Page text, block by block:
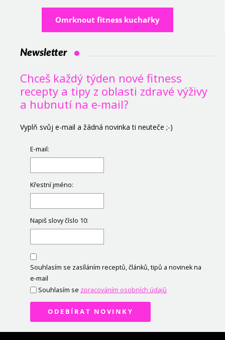
Omrknout fitness kuchařky
Newsletter
Chceš každý týden nové fitness
recepty a tipy z oblasti zdravé výživy
a hubnutí na e-mail?
Vyplň svůj e-mail a žádná novinka ti neuteče ;-)
E-mail:
Křestní jméno:
Napiš slovy číslo 10:
Souhlasím se zasíláním receptů, článků, tipů a novinek na
e-mail
Souhlasím se zpracováním osobních údajů
ODEBÍRAT NOVINKY